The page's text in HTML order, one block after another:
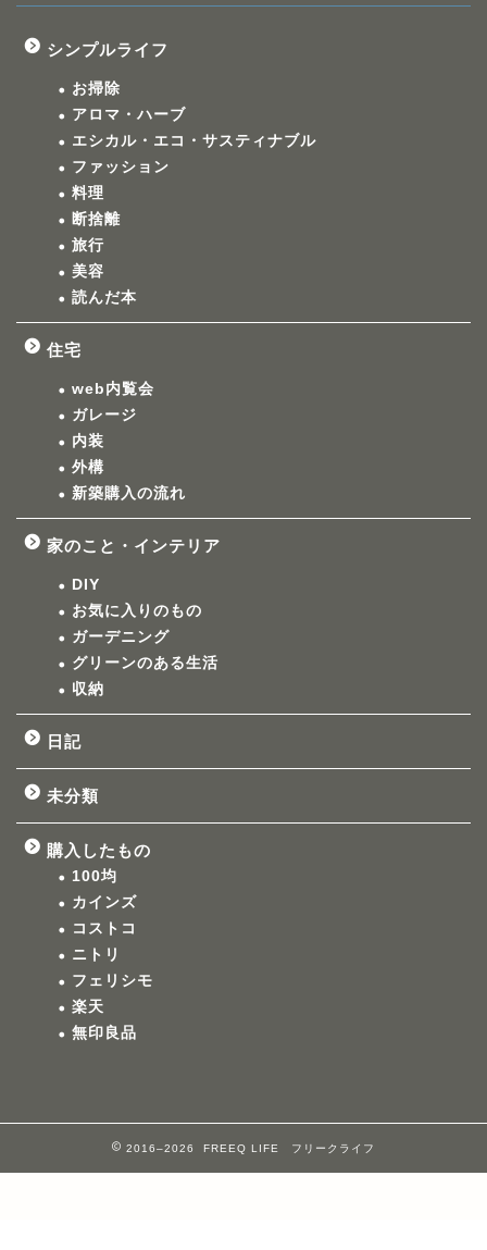
シンプルライフ
お掃除
アロマ・ハーブ
エシカル・エコ・サスティナブル
ファッション
料理
断捨離
旅行
美容
読んだ本
住宅
web内覧会
ガレージ
内装
外構
新築購入の流れ
家のこと・インテリア
DIY
お気に入りのもの
ガーデニング
グリーンのある生活
収納
日記
未分類
購入したもの
100均
カインズ
コストコ
ニトリ
フェリシモ
楽天
無印良品
2016–2026 FREEQ LIFE フリークライフ